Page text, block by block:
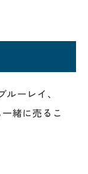
ーレイ、
緒に売るこ